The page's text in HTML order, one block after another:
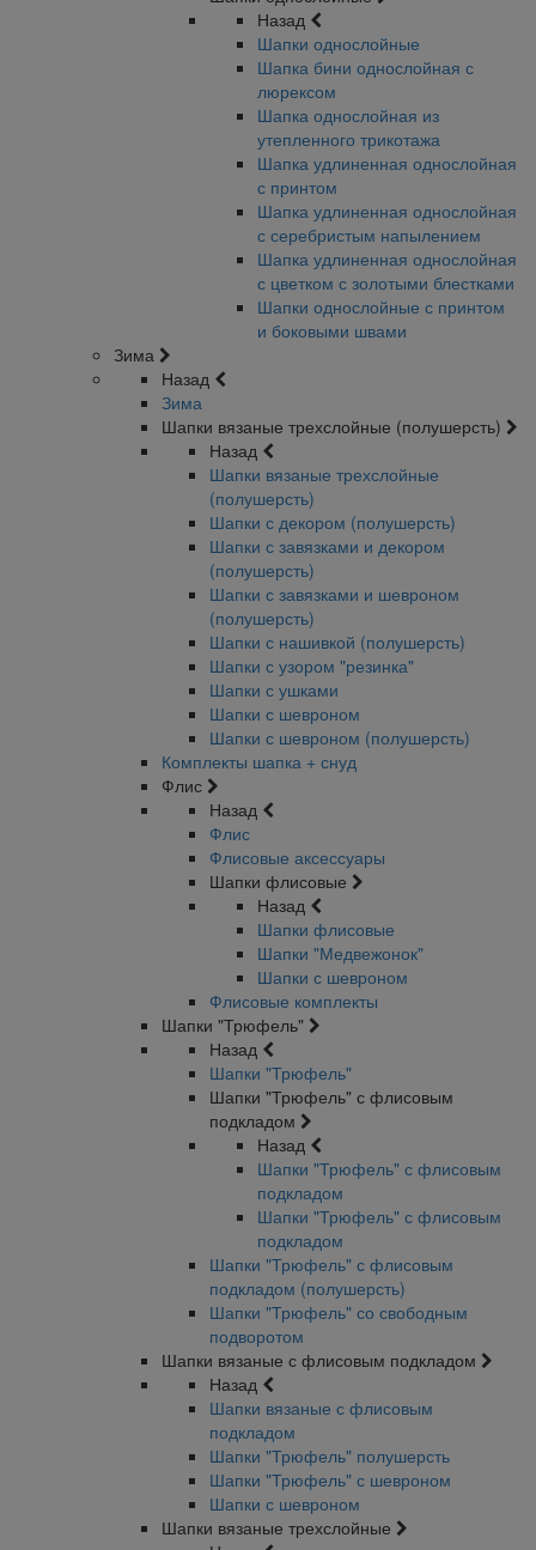
Назад
Шапки однослойные
Шапка бини однослойная с
люрексом
Шапка однослойная из
утепленного трикотажа
Шапка удлиненная однослойная
с принтом
Шапка удлиненная однослойная
с серебристым напылением
Шапка удлиненная однослойная
с цветком с золотыми блестками
Шапки однослойные с принтом
и боковыми швами
Зима
Назад
Зима
Шапки вязаные трехслойные (полушерсть)
Назад
Шапки вязаные трехслойные
(полушерсть)
Шапки с декором (полушерсть)
Шапки с завязками и декором
(полушерсть)
Шапки с завязками и шевроном
(полушерсть)
Шапки с нашивкой (полушерсть)
Шапки с узором "резинка"
Шапки с ушками
Шапки с шевроном
Шапки с шевроном (полушерсть)
Комплекты шапка + снуд
Флис
Назад
Флис
Флисовые аксессуары
Шапки флисовые
Назад
Шапки флисовые
Шапки "Медвежонок"
Шапки с шевроном
Флисовые комплекты
Шапки "Трюфель"
Назад
Шапки "Трюфель"
Шапки "Трюфель" с флисовым
подкладом
Назад
Шапки "Трюфель" с флисовым
подкладом
Шапки "Трюфель" с флисовым
подкладом
Шапки "Трюфель" с флисовым
подкладом (полушерсть)
Шапки "Трюфель" со свободным
подворотом
Шапки вязаные с флисовым подкладом
Назад
Шапки вязаные с флисовым
подкладом
Шапки "Трюфель" полушерсть
Шапки "Трюфель" с шевроном
Шапки с шевроном
Шапки вязаные трехслойные